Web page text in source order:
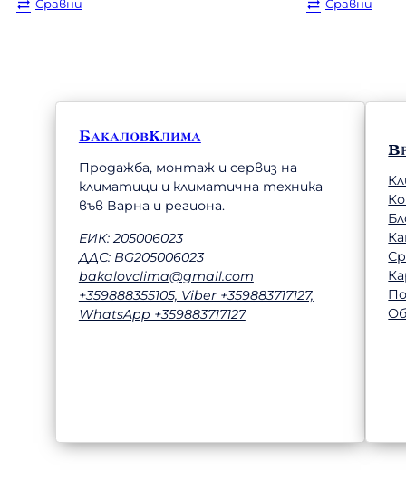
Сравни Сравни
БакаловКлима
Продажба, монтаж и сервиз на
климатици и климатична техника
във Варна и региона.
ЕИК: 205006023
ДДС: BG205006023
bakalovclima@gmail.com
+359888355105, Viber +359883717127,
WhatsApp +359883717127